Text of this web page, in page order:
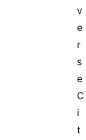
v
e
r
s
e
C
i
t